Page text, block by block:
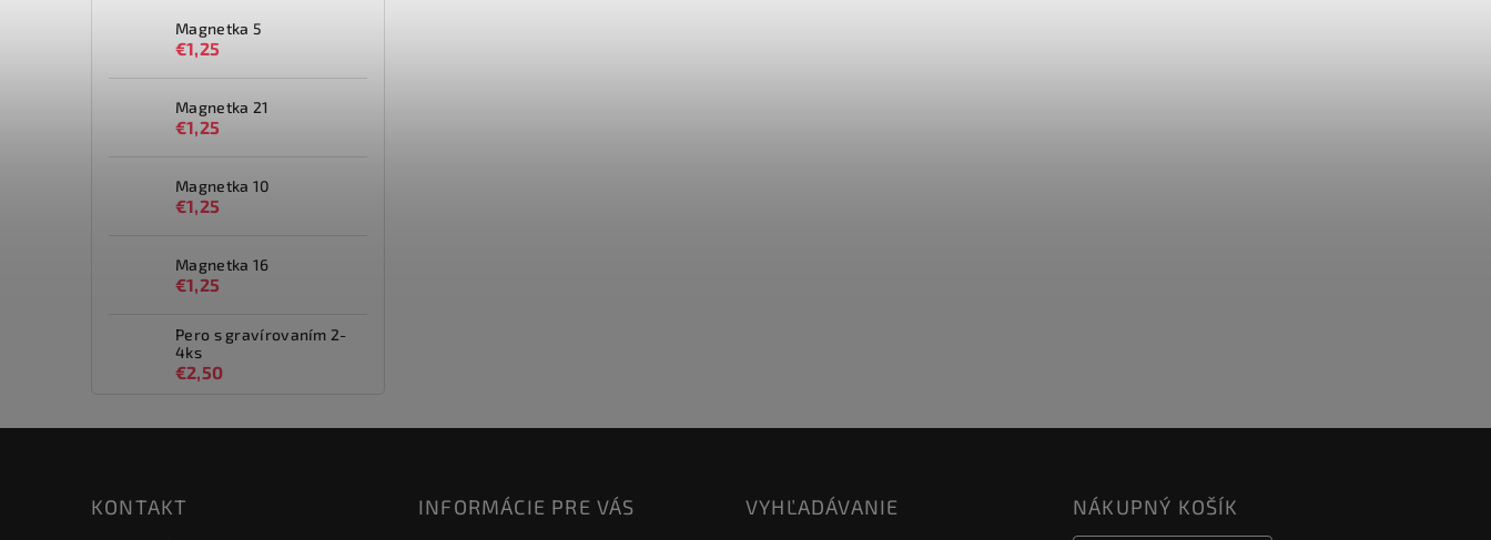
Magnetka 5
€1,25
Magnetka 21
€1,25
Magnetka 10
€1,25
Magnetka 16
€1,25
Pero s gravírovaním 2-
4ks
€2,50
KONTAKT INFORMÁCIE PRE VÁS VYHĽADÁVANIE NÁKUPNÝ KOŠÍK